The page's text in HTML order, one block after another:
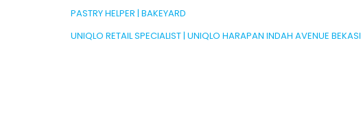
PASTRY HELPER | BAKEYARD
UNIQLO RETAIL SPECIALIST | UNIQLO HARAPAN INDAH AVENUE BEKASI